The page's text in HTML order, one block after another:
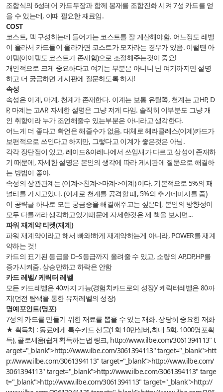
조합식의 6성레어 카드두장과 함께 봉재를 조합진화 시켜 7성 카드를 얻
을 수 있는데, 이때 필요한 재료임.
COST
코스트, 덱 구성하는데 들어가는 코스트를 잘 계산해야함. 어느정도 레벨
이 올라서 카드들이 올라가면 코스트가 모자라는 경우가 있음. 이럴땐 아
이템(아이템도 코스트가 존재함)으로 조절해주는것이 중요!
개인적으로 크게 중요하다고 여기는 부분은 아니니 난 여기까지만 설명
하고 더 궁금하면 게시판에 질문하도록 하자!
속성
속성은 이계, 마계, 천계가 존재한다. 이계는 보통 유틸쪽, 천계는 고HP, D
P, 마계는 고AP. 자세한 설명은 그냥 저게 다임. 솔직히 이부분도 그냥 개
인 취향이라 누가 조언해줄수 있는부분은 아니라고 생각한다.
어느게 더 좋다고 확언은 해줄수가 없음. 대체로 헤라클레스(이계)카드가
보편적으로 쓰인다고 하지만, 그렇다고 이계가 좋은것은 아님.
각각 장단점이 있고, 레이드&아레나에서 쓰임새가 다르고 상성이 존재하
기 때문에, 자세한 설명은 본인의 생각에 따라 게시판에 질문으로 해결하
는 방법이 좋아.
속성의 상관관계는 (이계->천계->마계->이계) 이다. 기본적으로 5%의 패
널티를 가지고있다. (이계로 천계를 공격할 때, 5%의 추가데미지를 줌)
이 공략글 하나로 모든 궁금증을 해결해주고는 싶은데, 본인의 방향성이
모두 다를꺼라 생각하고있기때문에 자세한것은 제 책을 보시면...
파워 재계약 티켓(재계)
파워 재계약이라고 해서 빠와!하게 재계약하는게 아니라, POWER를 재계
약하는 것!
카드의 표기된 등급을 D~S등급까지 올려줄 수 있고, 소량의 AP,DP,HP를
증가시켜줌. 상승만하고 하락은 안함
카드 레벨/ 케릭터 레벨
모든 카드레벨은 40까지 가능(경험치카드로의 성장)/ 케릭터레벨은 80까
지(던전 탐색을 통한 유저레벨의 성장)
명예포인트(명포)
7성의 카드를 만들기 위한 재료를 뽑을 수 있는 재화. 상당히 중요한 재화
★ 획득처 : 동료에게 특수카드 선물(1회 10만실버,최대 5회, 1000명포획
득), 콜로세움(쉽게획득하는법 링크, http://www.ilbe.com/3061394113" t
arget="_blank">http://www.ilbe.com/3061394113" target="_blank">htt
p://www.ilbe.com/3061394113" target="_blank">http://www.ilbe.com/
3061394113" target="_blank">http://www.ilbe.com/3061394113" targe
t="_blank">http://www.ilbe.com/3061394113" target="_blank">http://